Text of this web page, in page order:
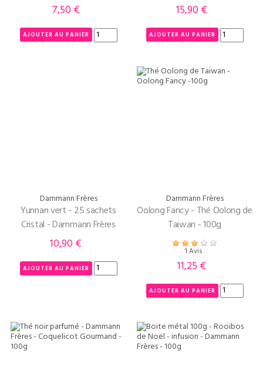
Prix
7,50 €
AJOUTER AU PANIER
Prix
15,90 €
AJOUTER AU PANIER
Dammann Frères
Yunnan vert - 25 sachets
Cristal - Dammann Frères
Prix
10,90 €
AJOUTER AU PANIER
Dammann Frères
Oolong Fancy - Thé Oolong de
Taiwan - 100g
1 Avis
Prix
11,25 €
AJOUTER AU PANIER